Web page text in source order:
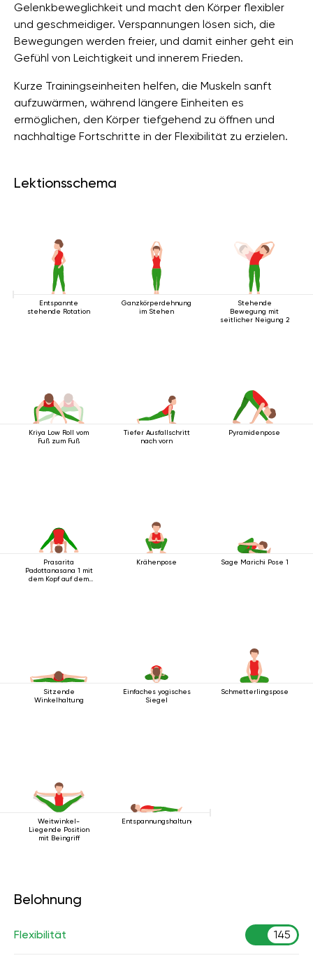
Gelenkbeweglichkeit und macht den Körper flexibler
und geschmeidiger. Verspannungen lösen sich, die
Bewegungen werden freier, und damit einher geht ein
Gefühl von Leichtigkeit und innerem Frieden.
Kurze Trainingseinheiten helfen, die Muskeln sanft
aufzuwärmen, während längere Einheiten es
ermöglichen, den Körper tiefgehend zu öffnen und
nachhaltige Fortschritte in der Flexibilität zu erzielen.
Lektionsschema
Entspannte
stehende Rotation
Ganzkörperdehnung
im Stehen
Stehende
Bewegung mit
seitlicher Neigung 2
Kriya Low Roll vom
Fuß zum Fuß
Tiefer Ausfallschritt
nach vorn
Pyramidenpose
Prasarita
Padottanasana 1 mit
dem Kopf auf dem
Krähenpose Sage Marichi Pose 1
Sitzende
Winkelhaltung
Einfaches yogisches
Siegel
Schmetterlingspose
Weitwinkel-
Liegende Position
mit Beingriff
Entspannungshaltung
Belohnung
Flexibilität 145